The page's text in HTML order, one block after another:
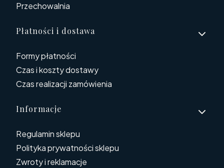
Przechowalnia
Płatności i dostawa
Formy płatności
Czas i koszty dostawy
Czas realizacji zamówienia
Informacje
Regulamin sklepu
Polityka prywatności sklepu
Zwroty i reklamacje